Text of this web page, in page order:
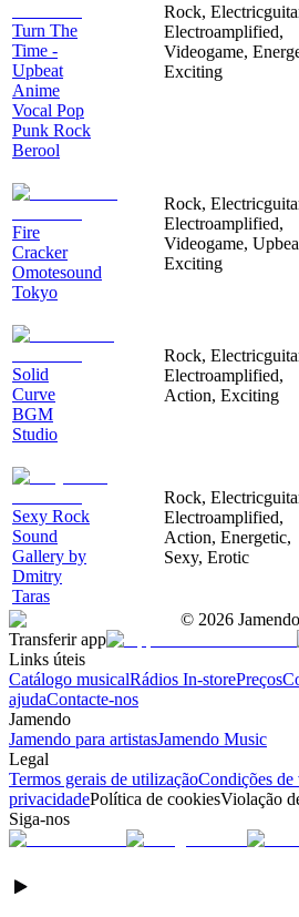
Turn The
Time -
Upbeat
Anime
Vocal Pop
Punk Rock
Berool
Rock,
Electroamplified,
Videogame,
Exciting
Fire
Cracker
Omotesound
Tokyo
Rock,
Electroamplified,
Videogame,
Exciting
Solid
Curve
BGM
Studio
Rock,
Electroamplified,
Action, Exciting
Sexy Rock
Sound
Gallery by
Dmitry
Taras
Rock,
Electroamplified,
Action, Energetic,
Sexy, Erotic
© 2026
Transferir app
Links úteis
Catálogo musicalRádios In-storePreços
ajudaContacte-nos
Jamendo
Jamendo para artistasJamendo Music
Legal
Termos gerais de utilizaçãoCondições de
privacidadePolítica de cookiesViolação
Siga-nos